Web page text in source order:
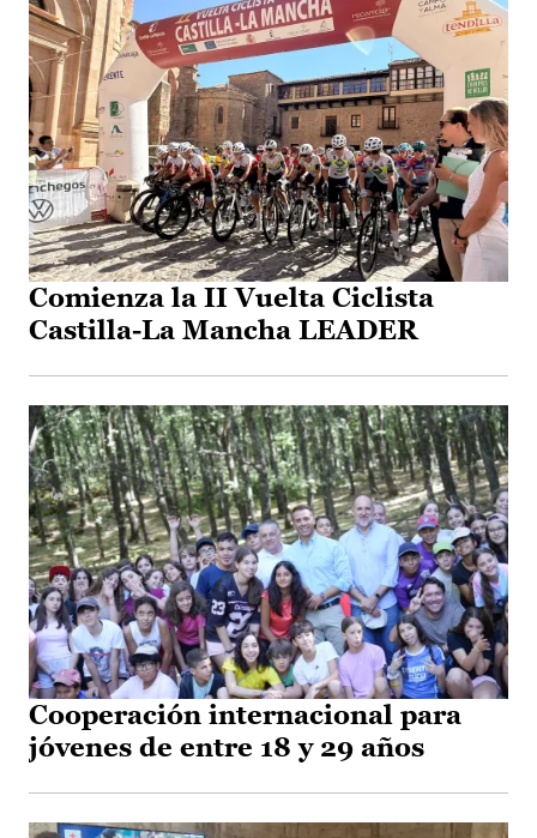
Comienza la II Vuelta Ciclista
Castilla-La Mancha LEADER
Cooperación internacional para
jóvenes de entre 18 y 29 años